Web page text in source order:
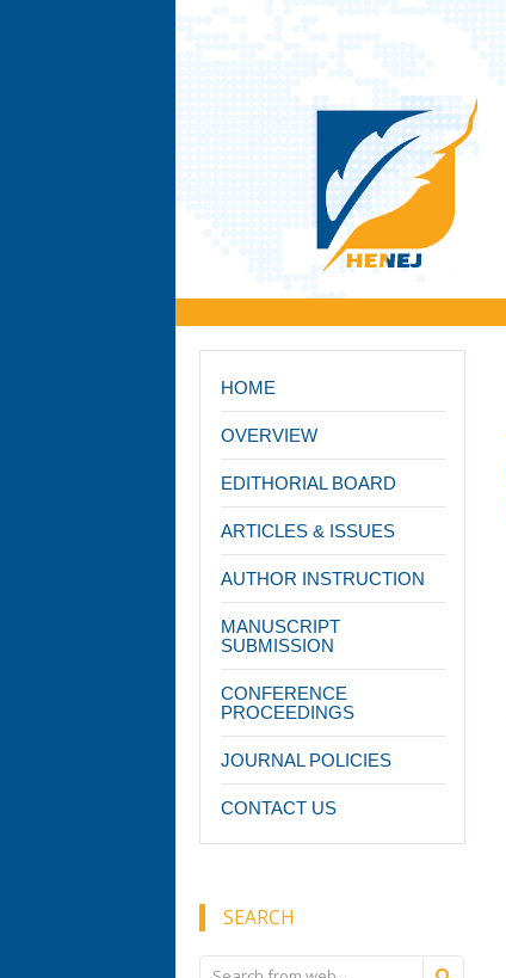
HOME
OVERVIEW
EDITHORIAL BOARD
ARTICLES & ISSUES
AUTHOR INSTRUCTION
MANUSCRIPT
SUBMISSION
CONFERENCE
PROCEEDINGS
JOURNAL POLICIES
CONTACT US
SEARCH